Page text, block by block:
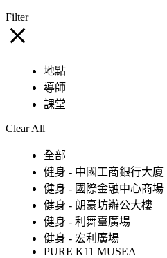
Filter
地點
導師
課堂
Clear All
全部
健身 - 中國工商銀行大廈
健身 - 國際金融中心商場
健身 - 朗豪坊辦公大樓
健身 - 利舞臺廣場
健身 - 宏利廣場
PURE K11 MUSEA